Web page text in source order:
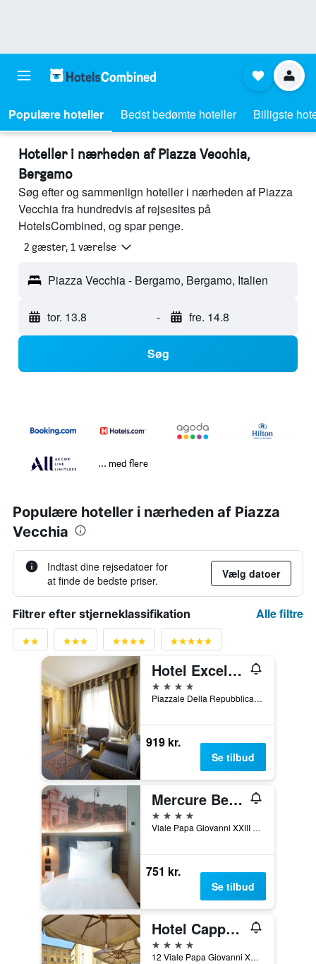
Populære hoteller Bedst bedømte hoteller Billigste
Hoteller i nærheden af Piazza Vecchia,
Bergamo
Søg efter og sammenlign hoteller i nærheden af Piazza
Vecchia fra hundredvis af rejsesites på
HotelsCombined, og spar penge.
2 gæster, 1 værelse
Piazza Vecchia - Bergamo, Bergamo, Italien
tor. 13.8 - fre. 14.8
Søg
... med flere
Populære hoteller i nærheden af Piazza
Vecchia
Indtast dine rejsedatoer for
at finde de bedste priser.
Vælg datoer
Filtrer efter stjerneklassifikation Alle filtre
Hotel Excelsior San Marco
4 stjerner
Piazzale Della Repubblica 6, Bergamo, Bergamo, Italien
919 kr.
Se tilbud
Mercure Bergamo Centro Palazzo Dolci
4 stjerner
Viale Papa Giovanni XXIII 100, Bergamo, Bergamo, Italien
751 kr.
Se tilbud
Hotel Cappello D'Oro, BW Signature Collection
4 stjerner
12 Viale Papa Giovanni XXIII, Bergamo, Bergamo, Italien